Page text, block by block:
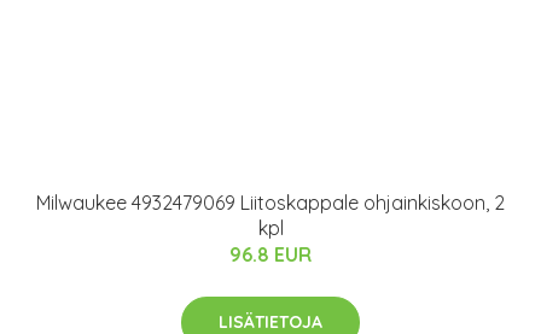
Milwaukee 4932479069 Liitoskappale ohjainkiskoon, 2
kpl
96.8 EUR
LISÄTIETOJA